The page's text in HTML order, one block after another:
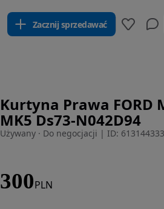
Zacznij sprzedawać
Kurtyna Prawa FORD
MK5 Ds73-N042D94
Używany · Do negocjacji | ID:
300PLN